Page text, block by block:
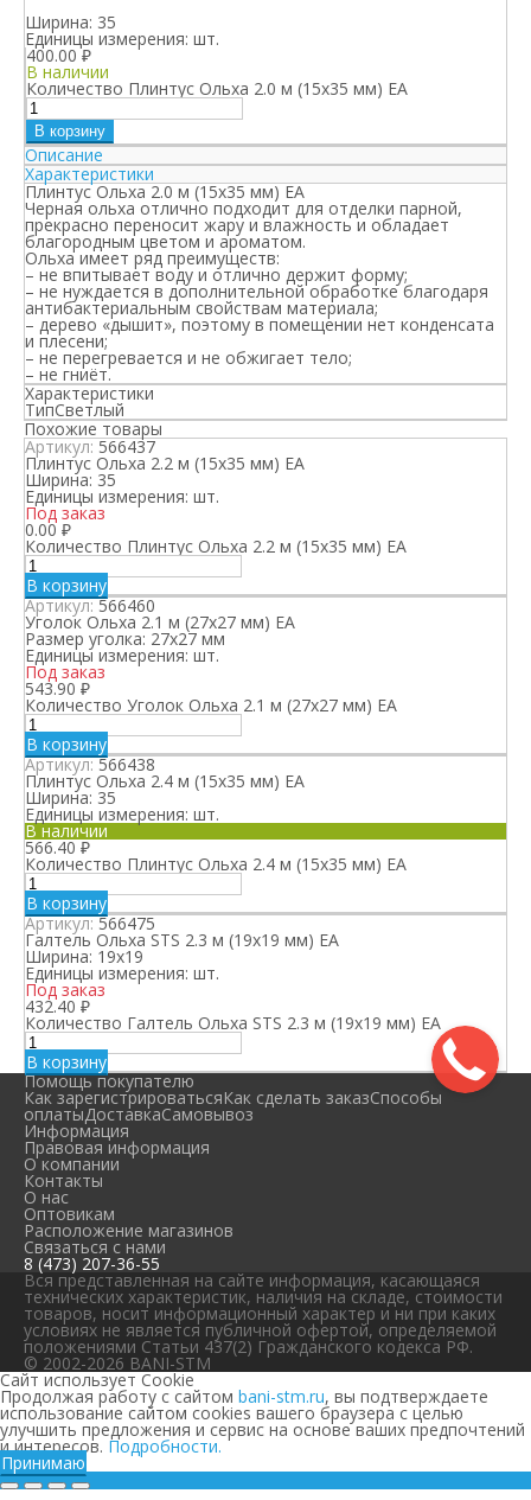
Ширина: 35
Единицы измерения: шт.
400.00₽
В наличии
Количество Плинтус Ольха 2.0 м (15х35 мм) ЕА
В корзину
Описание
Характеристики
Плинтус Ольха 2.0 м (15х35 мм) ЕА
Черная ольха отлично подходит для отделки парной,
прекрасно переносит жару и влажность и обладает
благородным цветом и ароматом.
Ольха имеет ряд преимуществ:
– не впитывает воду и отлично держит форму;
– не нуждается в дополнительной обработке благодаря
антибактериальным свойствам материала;
– дерево «дышит», поэтому в помещении нет конденсата
и плесени;
– не перегревается и не обжигает тело;
– не гниёт.
Характеристики
ТипСветлый
Похожие товары
Артикул:566437
Плинтус Ольха 2.2 м (15х35 мм) ЕА
Ширина: 35
Единицы измерения: шт.
Под заказ
0.00 ₽
Количество Плинтус Ольха 2.2 м (15х35 мм) ЕА
В корзину
Артикул:566460
Уголок Ольха 2.1 м (27х27 мм) ЕА
Размер уголка: 27х27 мм
Единицы измерения: шт.
Под заказ
543.90 ₽
Количество Уголок Ольха 2.1 м (27х27 мм) ЕА
В корзину
Артикул:566438
Плинтус Ольха 2.4 м (15х35 мм) ЕА
Ширина: 35
Единицы измерения: шт.
В наличии
566.40₽
Количество Плинтус Ольха 2.4 м (15х35 мм) ЕА
В корзину
Артикул:566475
Галтель Ольха STS 2.3 м (19х19 мм) ЕА
Ширина: 19х19
Единицы измерения: шт.
Под заказ
432.40 ₽
Количество Галтель Ольха STS 2.3 м (19х19 мм) ЕА
В корзину
Помощь покупателю
Как зарегистрироватьсяКак сделать заказСпособы
оплатыДоставкаСамовывоз
Информация
Правовая информация
О компании
Контакты
О нас
Оптовикам
Расположение магазинов
Связаться с нами
8 (473) 207-36-55
Вся представленная на сайте информация, касающаяся
технических характеристик, наличия на складе, стоимости
товаров, носит информационный характер и ни при каких
условиях не является публичной офертой, определяемой
положениями Статьи 437(2) Гражданского кодекса РФ.
© 2002-2026 BANI-STM
Сайт использует Cookie
Продолжая работу с сайтом bani-stm.ru, вы подтверждаете
использование сайтом cookies вашего браузера с целью
улучшить предложения и сервис на основе ваших предпочтений
и интересов. Подробности.
Принимаю